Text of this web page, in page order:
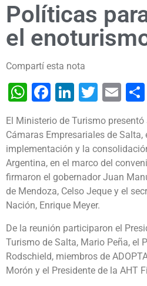
Políticas
el
Compartí esta nota
WhatsApp
Facebook
LinkedIn
Twitter
El Ministerio de Turismo
Cámaras Empresariales de
implementación y la
Argentina, en el marco del
firmaron el gobernador Juan
de Mendoza, Celso Jeque y el
Nación, Enrique Meyer.
De la reunión participaron el
Turismo de Salta, Mario Peña, el
Rodschield, miembros de
Morón y el Presidente de la AHT